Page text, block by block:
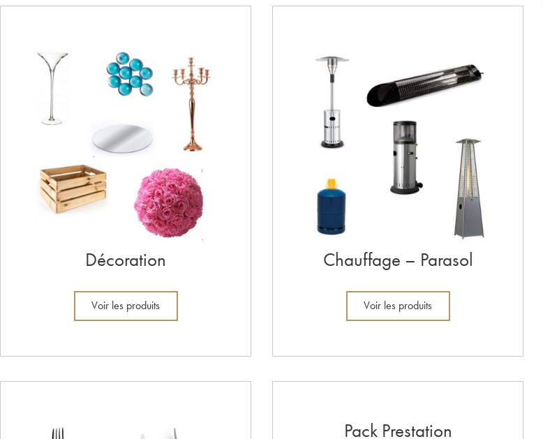
Décoration
Voir les produits
Chauffage – Parasol
Voir les produits
Pack Prestation